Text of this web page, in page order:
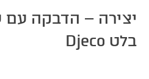
יצירה – הדבקה עם
בלט Djeco